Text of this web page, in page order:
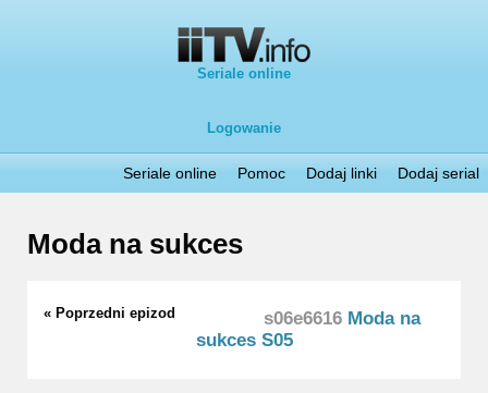
Seriale online
Logowanie
Seriale online Pomoc Dodaj linki Dodaj serial
Moda na sukces
« Poprzedni epizod s06e6616 Moda na
sukces S05